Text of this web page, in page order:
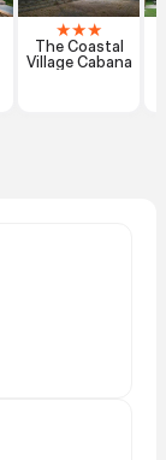
★★★
The Coastal
Village Cabana